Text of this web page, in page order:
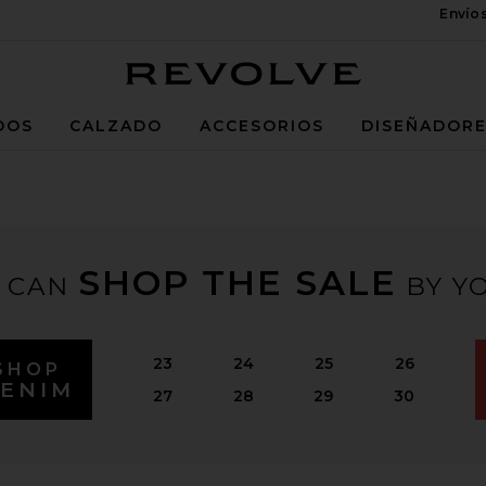
CALZADO ACCESORIOS
SHOP THE SALE BY
23
27
24
28
25
29
26
30